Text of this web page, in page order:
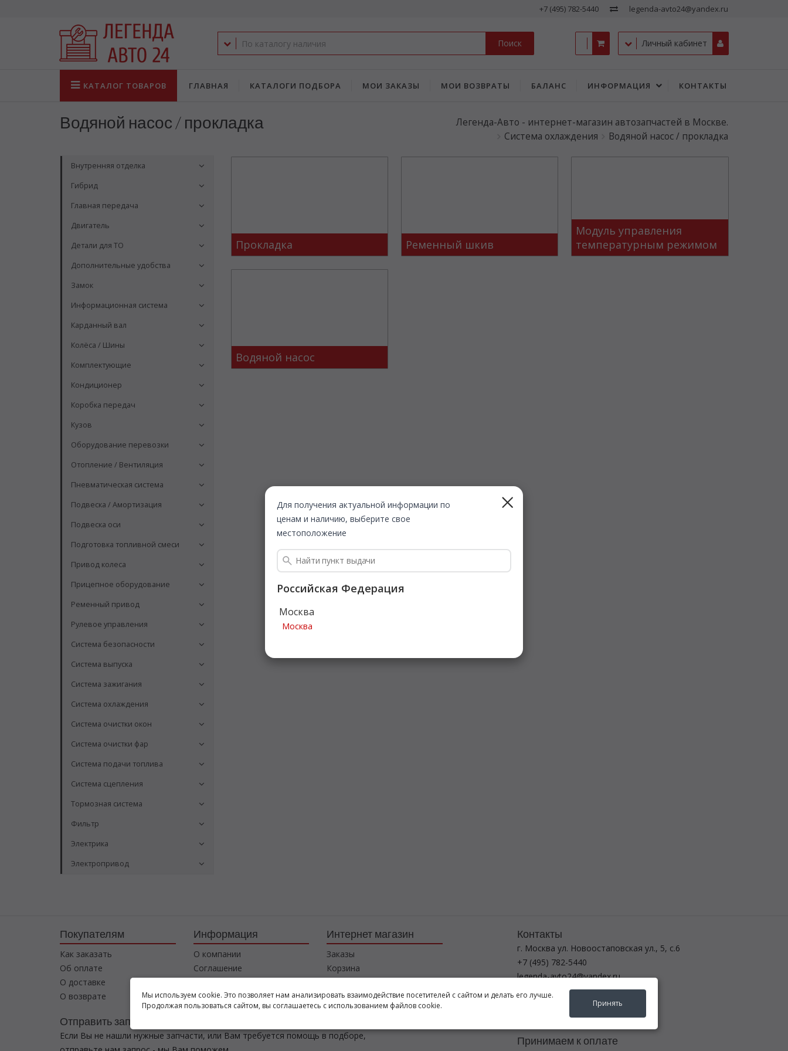
+7 (495) 782-5440 legenda-avto24@yandex.ru
Для получения актуальной информации по
ценам и наличию, выберите свое
местоположение
Российская Федерация
Москва
Москва
Поиск Личный кабинет
КАТАЛОГ ТОВАРОВ ГЛАВНАЯ КАТАЛОГИ ПОДБОРА МОИ ЗАКАЗЫ МОИ ВОЗВРАТЫ БАЛАНС ИНФОРМАЦИЯ КОНТАКТЫ
Водяной насос / прокладка
Легенда-Авто - интернет-магазин автозапчастей в Москве.
Система охлаждения
Водяной насос / прокладка
Внутренняя отделка
Гибрид
Главная передача
Двигатель
Детали для ТО
Дополнительные удобства
Замок
Информационная система
Карданный вал
Колёса / Шины
Комплектующие
Кондиционер
Коробка передач
Кузов
Оборудование перевозки
Отопление / Вентиляция
Пневматическая система
Подвеска / Амортизация
Подвеска оси
Подготовка топливной смеси
Привод колеса
Прицепное оборудование
Ременный привод
Рулевое управления
Система безопасности
Система выпуска
Система зажигания
Система охлаждения
Система очистки окон
Система очистки фар
Система подачи топлива
Система сцепления
Тормозная система
Фильтр
Электрика
Электропривод
Прокладка Ременный шкив
Модуль управления
температурным режимом
Водяной насос
Покупателям
Как заказать
Об оплате
О доставке
О возврате
Информация
О компании
Соглашение
Интернет магазин
Заказы
Корзина
Каталог товаров
Отправить запрос
Если Вы не нашли нужные запчасти, или Вам требуется помощь в подборе,
Контакты
г. Москва ул. Новоостаповская ул., 5, с.6
+7 (495) 782-5440
legenda-avto24@yandex.ru
Режим работы
пн-вс с 8:00 до 21:00
Принимаем к оплате
Мы используем cookie. Это позволяет нам анализировать взаимодействие посетителей с сайтом и делать его лучше.
Продолжая пользоваться сайтом, вы соглашаетесь с использованием файлов cookie.
Принять